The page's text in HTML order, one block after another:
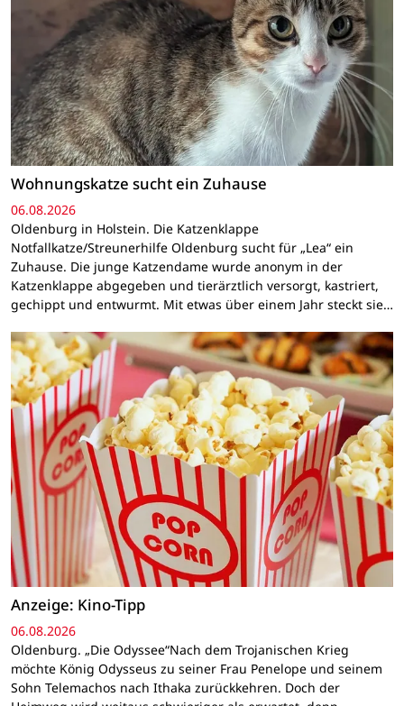
Wohnungskatze sucht ein Zuhause
06.08.2026
Oldenburg in Holstein. Die Katzenklappe
Notfallkatze/Streunerhilfe Oldenburg sucht für „Lea“ ein
Zuhause. Die junge Katzendame wurde anonym in der
Katzenklappe abgegeben und tierärztlich versorgt, kastriert,
gechippt und entwurmt. Mit etwas über einem Jahr steckt sie…
Anzeige: Kino-Tipp
06.08.2026
Oldenburg. „Die Odyssee“Nach dem Trojanischen Krieg
möchte König Odysseus zu seiner Frau Penelope und seinem
Sohn Telemachos nach Ithaka zurückkehren. Doch der